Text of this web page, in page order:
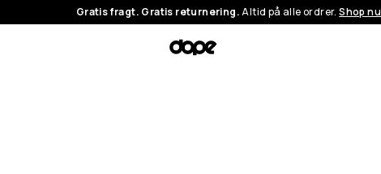
Gratis fragt. Gratis returnering.Altid på alle ordrer.Shop nu